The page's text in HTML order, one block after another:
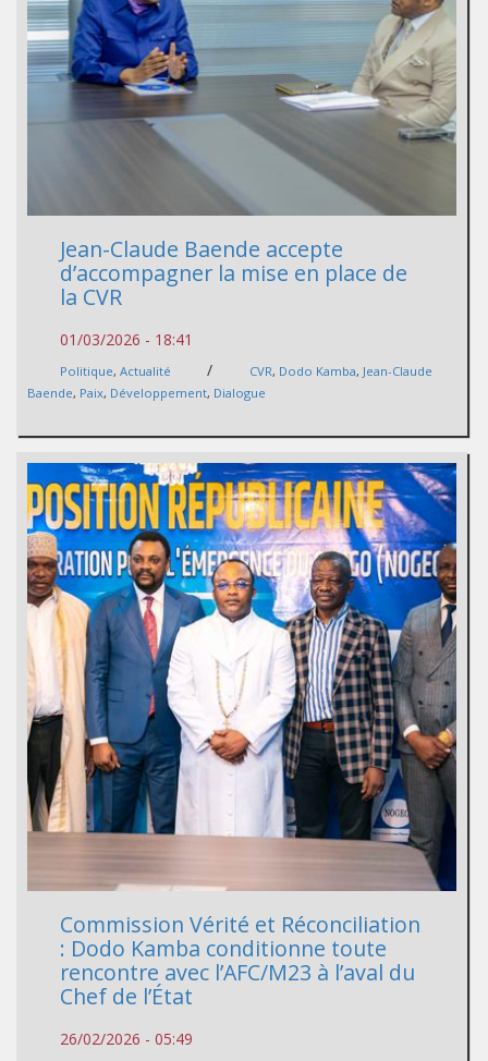
Jean-Claude Baende accepte
d’accompagner la mise en place de
la CVR
01/03/2026 - 18:41
Politique, Actualité / CVR, Dodo Kamba, Jean-Claude
Baende, Paix, Développement, Dialogue
Commission Vérité et Réconciliation
: Dodo Kamba conditionne toute
rencontre avec l’AFC/M23 à l’aval du
Chef de l’État
26/02/2026 - 05:49